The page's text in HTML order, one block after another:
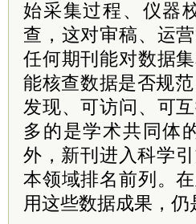
始采集过程、仪器
查，这对审稿、运
任何期刊能对数据
能核查数据是否规
发现、可访问、可
多的是学术共同体
外，新刊进入科学
本领域排名前列。
用这些数据成果，仍